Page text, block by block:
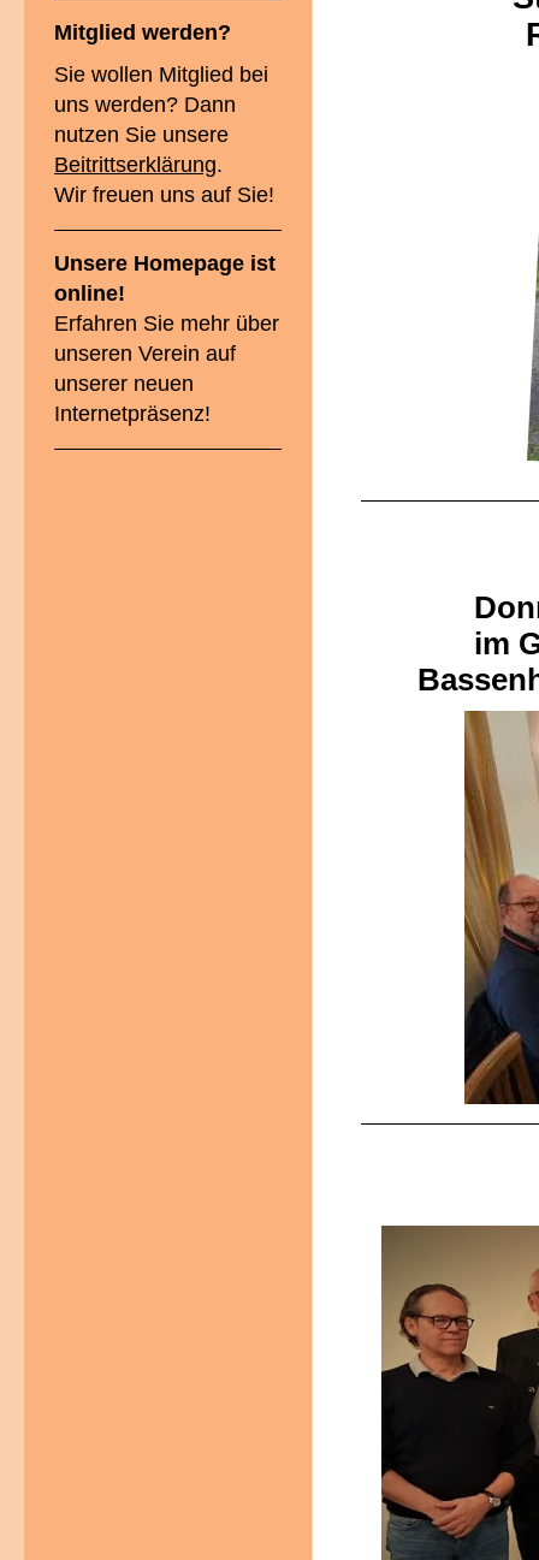
im
Mitglied werden?
Sie wollen Mitglied bei
uns werden? Dann
nutzen Sie unsere
Beitrittserklärung.
Wir freuen uns auf Sie!
Unsere Homepage ist
online!
Erfahren Sie mehr über
unseren Verein auf
unserer neuen
Internetpräsenz!